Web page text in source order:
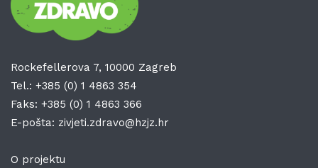
Rockefellerova 7, 10000 Zagreb
Tel.: +385 (0) 1 4863 354
Faks: +385 (0) 1 4863 366
E-pošta: zivjeti.zdravo@hzjz.hr
O projektu